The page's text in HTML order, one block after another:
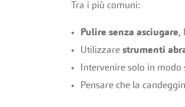
Tra i più comuni:
Pulire senza asciugare,
Utilizzare strumenti
Intervenire solo in
Pensare che la